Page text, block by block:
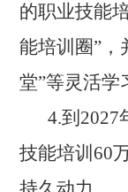
的职业技能
能培训圈”，
堂”等灵活学
4.到 2027
技能培训60